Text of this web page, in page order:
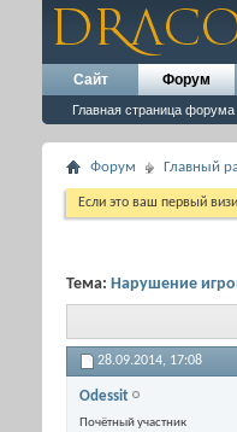
Сайт Форум
Главная страница форума
Форум Главный
Если это ваш первый
Тема: Нарушение
28.09.2014, 17:08
Odessit
Почётный участник